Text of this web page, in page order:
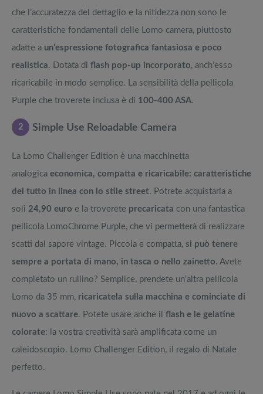
che l’accuratezza del dettaglio e la nitidezza non sono le
caratteristiche fondamentali delle Lomo camera, piuttosto
adatte a un’espressione fotografica fantasiosa e poco
realistica. Dotata di flash pop-up incorporato, anch’esso
ricaricabile in modo semplice. La sensibilità della pellicola
Purple che troverete inclusa è di 100-400 ASA.
2 Simple Use Reloadable Camera
La Lomo Challenger Edition è una macchinetta
analogica economica, compatta e ricaricabile: caratteristiche
del tutto in linea con lo stile street. Potrete acquistarla a
soli 24,90 euro e la troverete precaricata con una fantastica
pellicola LomoChrome Purple, che vi permetterà di realizzare
scatti dal sapore vintage. Piccola e compatta, si può tenere
sempre a portata di mano, in tasca o nello zainetto. Avete
completato un rullino? Semplice, prendete un’altra pellicola
Lomo da 35 mm, ricaricatela sulla macchina e cominciate di
nuovo a scattare. Potete usare anche il flash e le gelatine
colorate: la vostra creatività sarà amplificata come un
caleidoscopio. Lomo Challenger Edition, il regalo di Natale
perfetto.